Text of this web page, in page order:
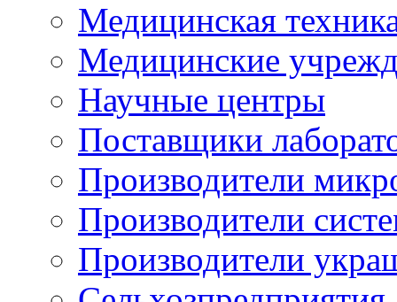
Медицинская
Медицинские
Научные центры
Поставщики
Производители
Производители
Производители